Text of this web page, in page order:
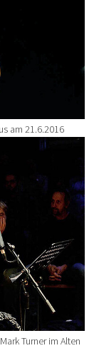
am 21.6.2016
Turner im Alten